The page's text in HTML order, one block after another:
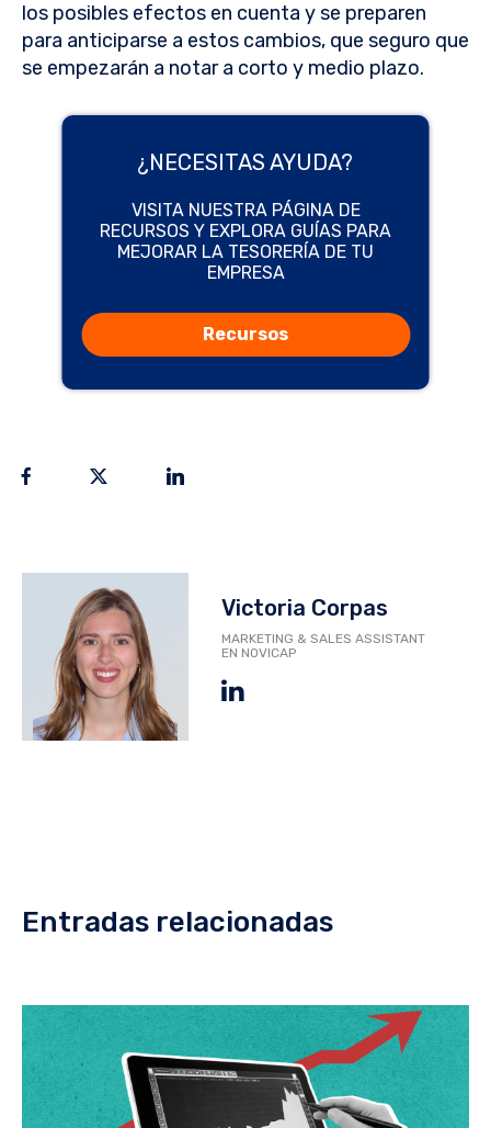
los posibles efectos en cuenta y se preparen
para anticiparse a estos cambios, que seguro que
se empezarán a notar a corto y medio plazo.
¿NECESITAS AYUDA?
VISITA NUESTRA PÁGINA DE
RECURSOS Y EXPLORA GUÍAS PARA
MEJORAR LA TESORERÍA DE TU
EMPRESA
Recursos
Victoria Corpas
MARKETING & SALES ASSISTANT
EN NOVICAP
Entradas relacionadas